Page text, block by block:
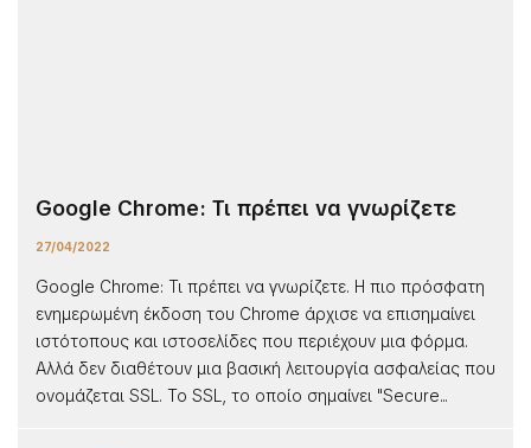
Google Chrome: Τι πρέπει να γνωρίζετε
27/04/2022
Google Chrome: Τι πρέπει να γνωρίζετε. Η πιο πρόσφατη
ενημερωμένη έκδοση του Chrome άρχισε να επισημαίνει
ιστότοπους και ιστοσελίδες που περιέχουν μια φόρμα.
Αλλά δεν διαθέτουν μια βασική λειτουργία ασφαλείας που
ονομάζεται SSL. Το SSL, το οποίο σημαίνει "Secure...